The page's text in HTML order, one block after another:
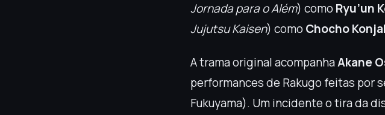
Jornada para o Além) comoRyu’un
Jujutsu Kaisen) comoChocho
A trama original acompanhaAkane
performances de Rakugo feitas por
Fukuyama). Um incidente o tira da